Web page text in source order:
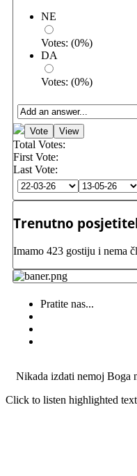
NE
Votes: (0%)
DA
Votes: (0%)
Total Votes:
First Vote:
Last Vote:
Trenutno
Imamo 423 gostiju i nema
Pratite nas...
Nikada izdati nemoj Boga
Click to listen highlighted